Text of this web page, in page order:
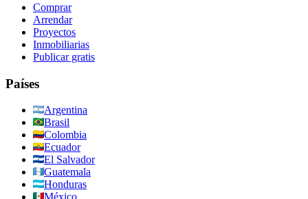
Comprar
Arrendar
Proyectos
Inmobiliarias
Publicar gratis
Países
Argentina
Brasil
Colombia
Ecuador
El Salvador
Guatemala
Honduras